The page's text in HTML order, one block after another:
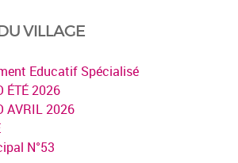
VILLAGE
Educatif Spécialisé
ÉTÉ 2026
AVRIL 2026
N°53